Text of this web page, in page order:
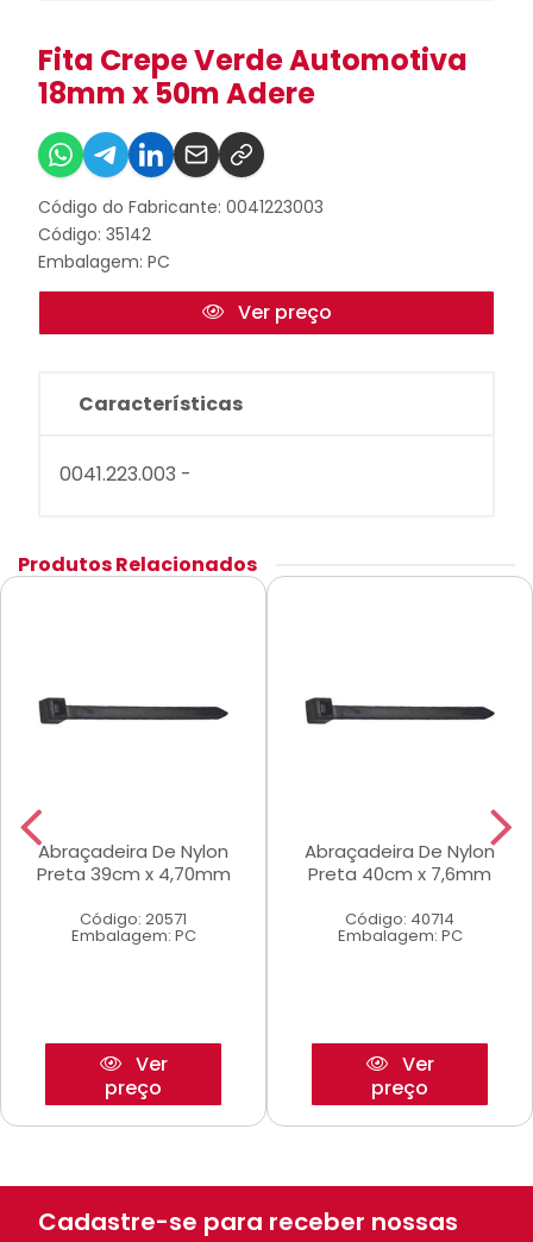
Fita Crepe Verde Automotiva
18mm x 50m Adere
Código do Fabricante: 0041223003
Código: 35142
Embalagem: PC
Ver preço
Características
0041.223.003 -
Produtos Relacionados
Abraçadeira De Nylon
Preta 39cm x 4,70mm
Código: 20571
Embalagem: PC
Ver
preço
Abraçadeira De Nylon
Preta 40cm x 7,6mm
Código: 40714
Embalagem: PC
Ver
preço
Cadastre-se para receber nossas